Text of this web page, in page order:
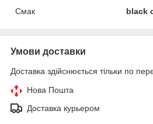
Смак
black
Умови доставки
Доставка здійснюється тільки по
Нова Пошта
Доставка курьером